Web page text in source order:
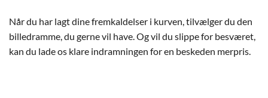
Når du har lagt dine fremkaldelser i kurven, tilvælger du den
billedramme, du gerne vil have. Og vil du slippe for besværet,
kan du lade os klare indramningen for en beskeden merpris.